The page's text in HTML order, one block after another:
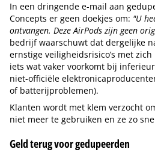
In een dringende e-mail aan
Concepts er geen doekjes om: "U
ontvangen. Deze AirPods zijn geen
bedrijf waarschuwt dat dergelijke
ernstige veiligheidsrisico’s met
iets wat vaker voorkomt bij
niet-officiële
of batterijproblemen).
Klanten wordt met klem verzocht
niet meer te gebruiken en ze zo
Geld terug voor gedupeerden